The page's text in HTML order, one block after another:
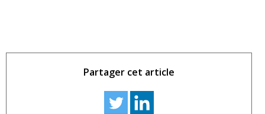
Partager cet article